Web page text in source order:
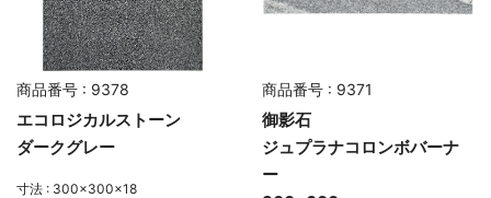
商品番号 : 9378
エコロジカルストーン
ダークグレー
寸法 : 300×300×18
商品番号 : 9371
御影石
ジュプラナコロンボバーナ
ー